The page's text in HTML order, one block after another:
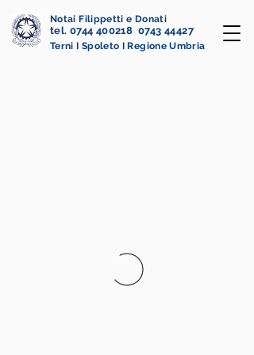
Notai Filippetti e Donati
tel. 0744 400218 0743 44427
Terni I Spoleto I Regione Umbria